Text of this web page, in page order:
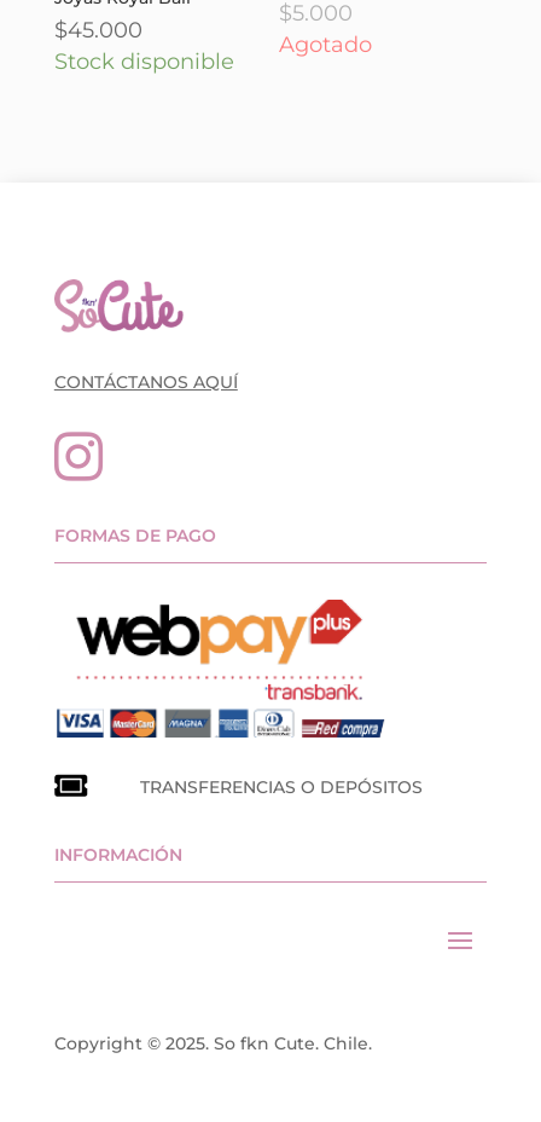
$45.000
Stock disponible
$5.000
Agotado
CONTÁCTANOS AQUÍ

FORMAS DE PAGO
TRANSFERENCIAS O DEPÓSITOS
INFORMACIÓN
Copyright © 2025. So fkn Cute. Chile.